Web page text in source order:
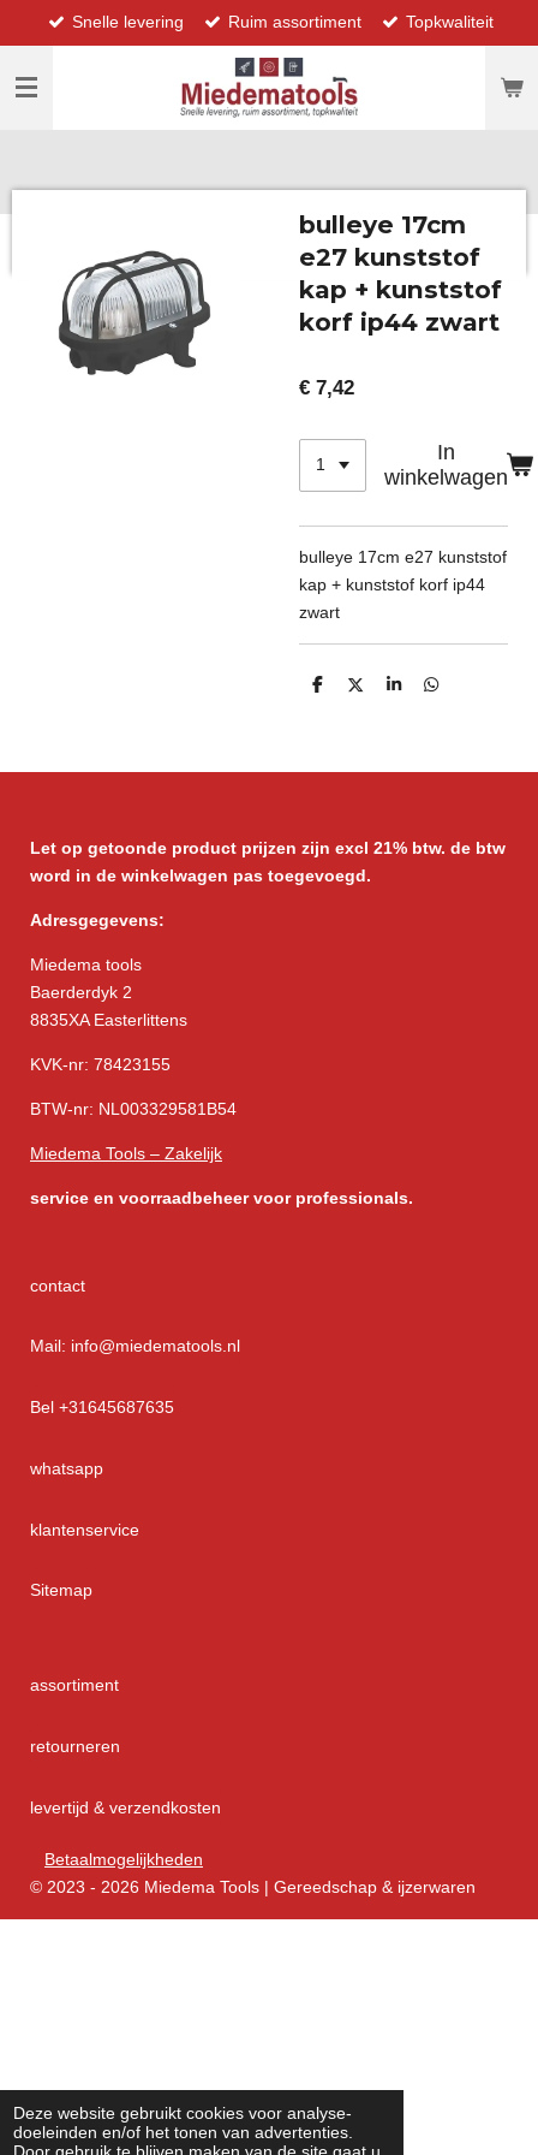
Deze website gebruikt cookies voor analyse-
doeleinden en/of het tonen van advertenties.
direct
naar
hoofdinhoud
Snelle levering Ruim assortiment Topkwaliteit
bulleye 17cm
e27 kunststof
kap + kunststof
korf ip44 zwart
€ 7,42
In
winkelwagen
bulleye 17cm e27 kunststof
kap + kunststof korf ip44
zwart
D
D
S
D
Let op getoonde product prijzen zijn excl 21% btw. de btw
word in de winkelwagen pas toegevoegd.
Adresgegevens:
Miedema tools
Baerderdyk 2
8835XA Easterlittens
KVK-nr: 78423155
BTW-nr: NL003329581B54
Miedema Tools – Zakelijk
service en voorraadbeheer voor professionals.
contact
Mail: info@miedematools.nl
Bel +31645687635
whatsapp
klantenservice
Sitemap
assortiment
retourneren
levertijd & verzendkosten
Betaalmogelijkheden
© 2023 - 2026 Miedema Tools | Gereedschap & ijzerwaren